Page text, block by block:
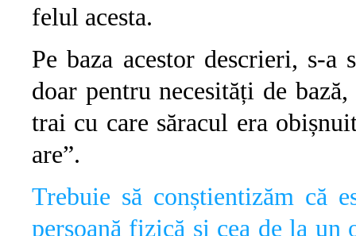
felul acesta.
Pe baza acestor descrieri, s-
doar pentru necesități de
trai cu care săracul era
are”.
Trebuie să conștientizăm că
persoană fizică și cea de la